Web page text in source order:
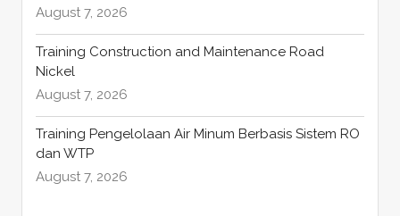
August 7, 2026
Training Construction and Maintenance Road
Nickel
August 7, 2026
Training Pengelolaan Air Minum Berbasis Sistem RO
dan WTP
August 7, 2026